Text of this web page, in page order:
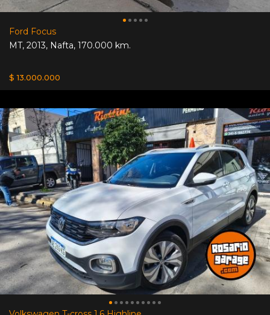
Ford Focus
MT, 2013, Nafta, 170.000 km.
$ 13.000.000